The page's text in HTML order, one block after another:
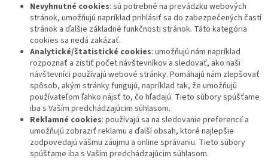
Nevyhnutné cookies: sú potrebné na prevádzku webových
stránok, umožňujú napríklad prihlásiť sa do zabezpečených častí
stránok a ďalšie základné funkčnosti stránok. Táto kategória
cookies sa nedá zakázať.
Analytické/štatistické cookies: umožňujú nám napríklad
rozpoznať a zistiť počet návštevníkov a sledovať, ako naši
návštevníci používajú webové stránky. Pomáhajú nám zlepšovať
spôsob, akým stránky fungujú, napríklad tak, že umožňujú
používateľom ľahko nájsť to, čo hľadajú. Tieto súbory spúšťame
iba s Vaším predchádzajúcim súhlasom.
Reklamné cookies: používajú sa na sledovanie preferencií a
umožňujú zobraziť reklamu a ďalší obsah, ktoré najlepšie
zodpovedajú vášmu záujmu a online správaniu. Tieto súbory
spúšťame iba s Vaším predchádzajúcim súhlasom.